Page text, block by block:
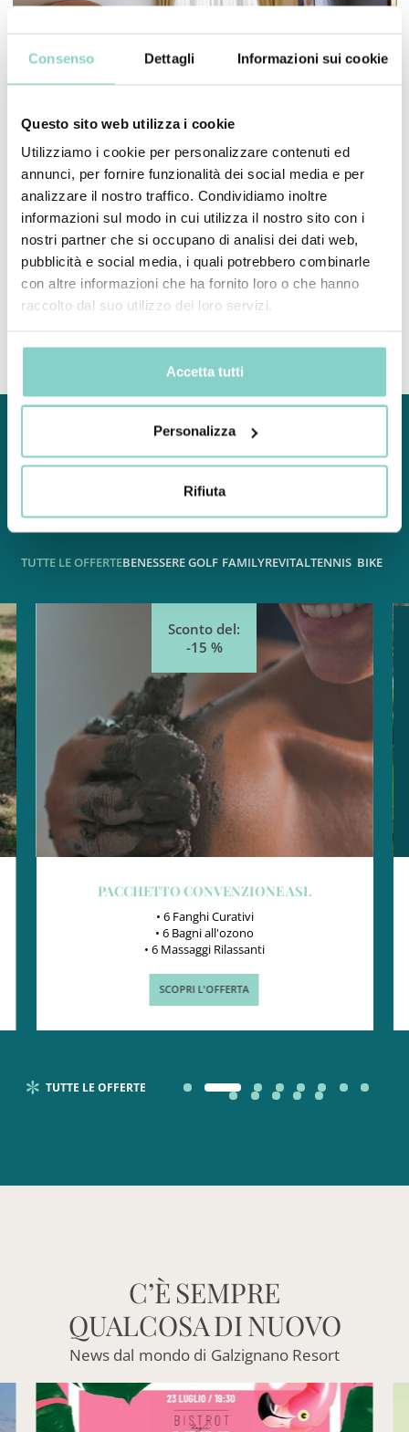
Consenso Dettagli Informazioni sui cookie
Questo sito web utilizza i cookie
Utilizziamo i cookie per personalizzare contenuti ed
annunci, per fornire funzionalità dei social media e per
analizzare il nostro traffico. Condividiamo inoltre
informazioni sul modo in cui utilizza il nostro sito con i
nostri partner che si occupano di analisi dei dati web,
pubblicità e social media, i quali potrebbero combinarle
con altre informazioni che ha fornito loro o che hanno
raccolto dal suo utilizzo dei loro servizi.
Accetta tutti
Personalizza
Rifiuta
CAMERA STANDARD
Intimo e Accogliente
SPECIA LI
speciali:
TUTTE LE OFFERTEBENESSERE GOLF FAMILYREVITALTENNIS BIKE
Sconto del:
-15 %
PACCHETTO CONVENZIONE ASL
• 6 Fanghi Curativi
• 6 Bagni all'ozono
• 6 Massaggi Rilassanti
SCOPRI L'OFFERTA
TUTTE LE OFFERTE
C’È SEMPRE
QUALCOSADINUOVO
News dal mondo di Galzignano Resort